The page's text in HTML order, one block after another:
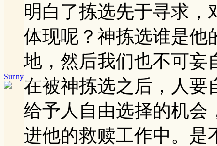
Sunny
明白了拣选先于寻求，
体现呢？神拣选谁是他
地，然后我们也不可妄
在被神拣选之后，人要
给予人自由选择的机会
进他的救赎工作中。是